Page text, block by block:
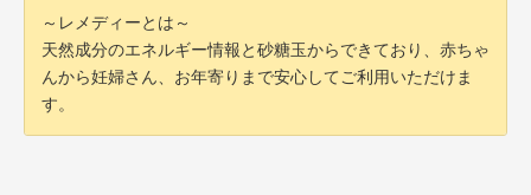
～レメディーとは～
天然成分のエネルギー情報と砂糖玉からできており、赤ちゃ
んから妊婦さん、お年寄りまで安心してご利用いただけま
す。